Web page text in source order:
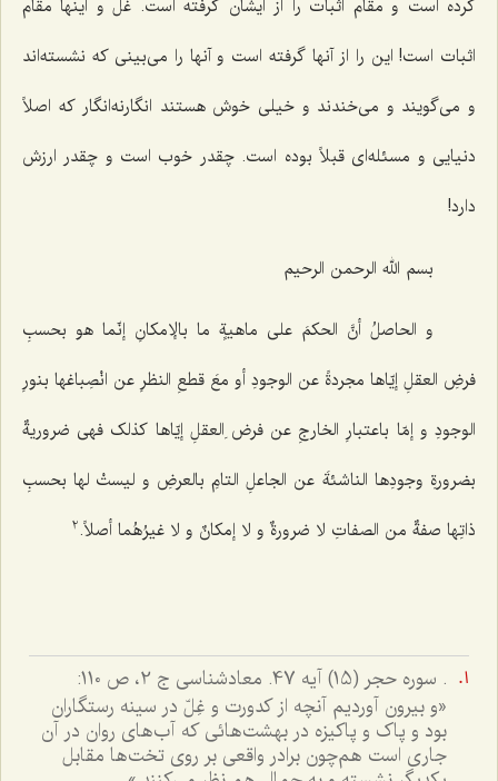
کرده است و مقام اثبات را از ایشان گرفته است. غل و اینها مقام
اثبات است! این را از آنها گرفته است و آنها را می‌بینی که نشسته‌اند
و می‌گویند و می‌خندند و خیلی خوش هستند انگارنه‌انگار که اصلاً
دنیایی و مسئله‌ای قبلاً بوده است. چقدر خوب است و چقدر ارزش
دارد!
بسم الله الرحمن الرحیم
و الحاصلُ أنَّ الحکمَ على ماهیةٍ ما بالإمکانِ إنّما هو بحسبِ
فرضِ العقلِ إیّاها مجردةً عن الوجودِ أو معَ قطعِ النظرِ عن انْصِباغها بنورِ
الوجودِ و إمّا باعتبارِ الخارجِ عن فرض ِالعقلِ إیّاها کذلک فهی ضروریةٌ
بضرورةِ وجودِها الناشئةَ عن الجاعلِ التامِ بالعرضِ و لیستْ لها بحسبِ
ذاتِها صفةٌ من الصفاتِ لا ضرورةٌ و لا إمکانٌ و لا غیرُهُما أصلاً.2
. سوره حجر (15) آیه 47. معادشناسی ج 2، ص 110:
«و بیرون آوردیم آنچه از کدورت و غِلّ در سینه رستگاران
بود و پاک و پاکیزه در بهشت‌هائى که آب‌هاى روان در آن
جارى است هم‌چون برادر واقعى بر روى تخت‌ها مقابل